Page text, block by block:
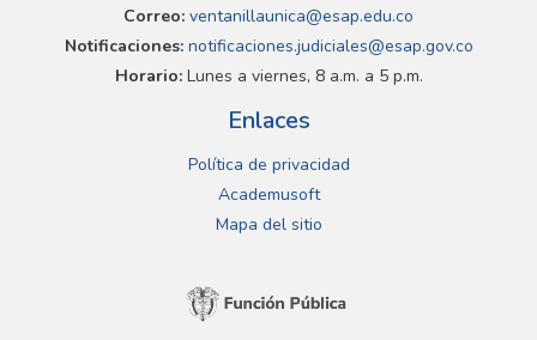
Correo: ventanillaunica@esap.edu.co
Notificaciones:notificaciones.judiciales@esap.gov.co
Horario:Lunes a viernes, 8 a.m. a 5 p.m.
Enlaces
Política de privacidad
Academusoft
Mapa del sitio